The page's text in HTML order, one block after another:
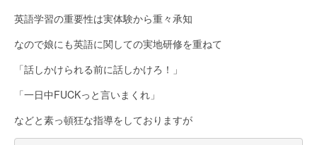
英語学習の重要性は実体験から重々承知
なので娘にも英語に関しての実地研修を重ねて
「話しかけられる前に話しかけろ！」
「一日中FUCKっと言いまくれ」
などと素っ頓狂な指導をしておりますが